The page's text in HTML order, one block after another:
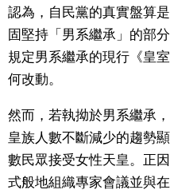
東京
編輯部通知
認為，自民黨的真實盤算
固堅持「男系繼承」的部
規定男系繼承的現行《皇
何改動。
然而，若執拗於男系繼承
皇族人數不斷減少的趨勢
數民眾接受女性天皇。正
式般地組織專家會議並與